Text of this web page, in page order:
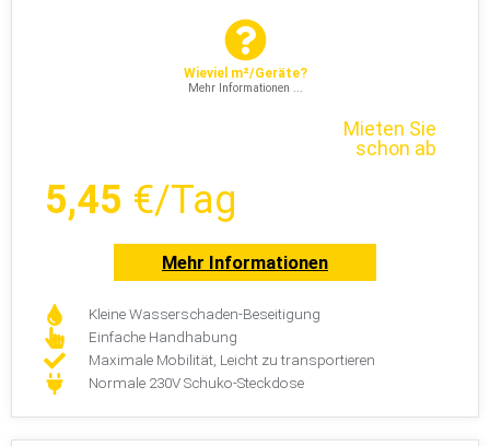
Wieviel m²/Geräte?
Mehr Informationen ...
Mieten Sie
schon ab
5,45 €/Tag
Mehr Informationen
Kleine Wasserschaden-Beseitigung
Einfache Handhabung
Maximale Mobilität, Leicht zu transportieren
Normale 230V Schuko-Steckdose